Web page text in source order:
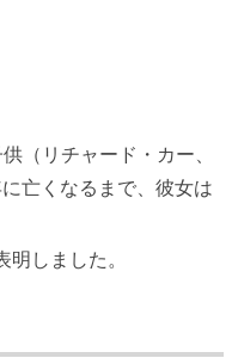
（リチャード・カー、
亡くなるまで、彼女は
しました。